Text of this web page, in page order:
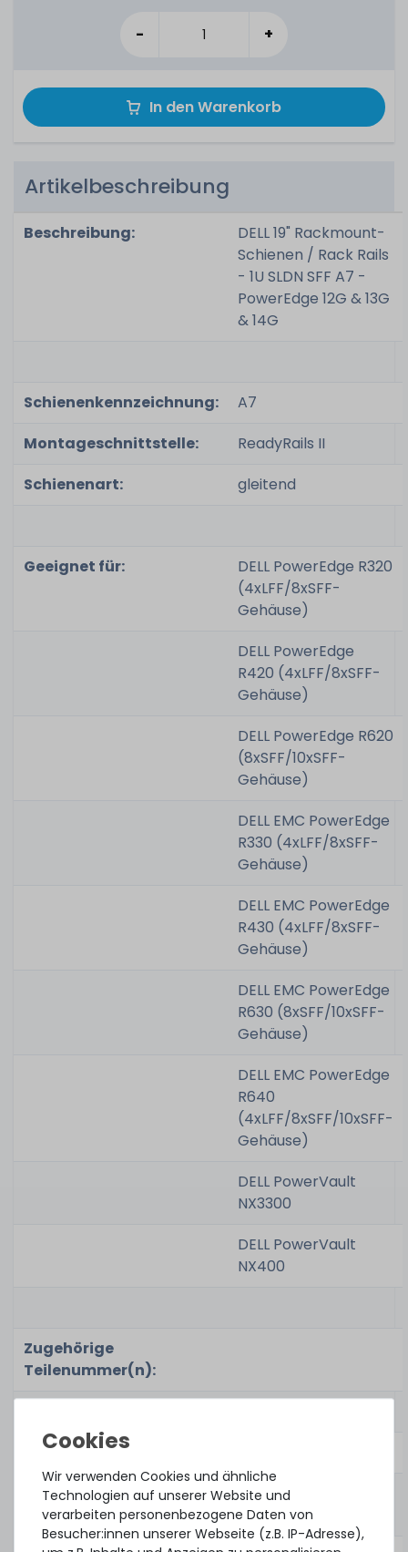
- +
In den Warenkorb
Artikelbeschreibung
Beschreibung:
DELL 19" Rackmount-
Schienen / Rack Rails
- 1U SLDN SFF A7 -
PowerEdge 12G & 13G
& 14G
Schienenkennzeichnung:
A7
Montageschnittstelle:
ReadyRails II
Schienenart:
gleitend
Geeignet für:
DELL PowerEdge R320
(4xLFF/8xSFF-
Gehäuse)
DELL PowerEdge
R420 (4xLFF/8xSFF-
Gehäuse)
DELL PowerEdge R620
(8xSFF/10xSFF-
Gehäuse)
DELL EMC PowerEdge
R330 (4xLFF/8xSFF-
Gehäuse)
DELL EMC PowerEdge
R430 (4xLFF/8xSFF-
Gehäuse)
DELL EMC PowerEdge
R630 (8xSFF/10xSFF-
Gehäuse)
DELL EMC PowerEdge
R640
(4xLFF/8xSFF/10xSFF-
Gehäuse)
DELL PowerVault
NX3300
DELL PowerVault
NX400
Zugehörige
Teilenummer(n):
Optional Part No. (Kit):
Part No. (linke Schiene):
0H24PR, 09RFVV,
0MCTG4, 0K1X36
Wir verwenden Cookies und ähnliche
Technologien auf unserer Website und
verarbeiten personenbezogene Daten von
Besucher:innen unserer Webseite (z.B. IP-Adresse),